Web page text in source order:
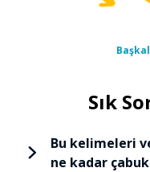
Sık
Bu kelimeleri
ne kadar